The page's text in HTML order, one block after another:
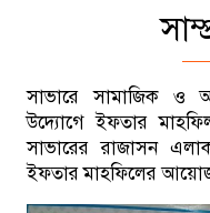
সাভারে সামাজিক ও
উদ্যোগে ইফতার
সাভারের রাজাসন
ইফতার মাহফিলের